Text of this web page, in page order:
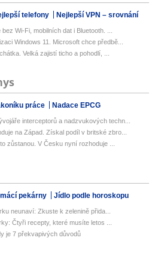
telefony Nejlepší VPN – srovnání
Wi-Fi, mobilních dat i Bluetooth. ...
Windows 11. Microsoft chce předbě...
Velká zajistí ticho a pohodlí, ...
práce Nadace EPCG
interceptorů a nadzvukových techn...
na Západ. Získal podíl v britské zbro...
zůstanou. V Česku nyní rozhoduje ...
pekárny Jídlo podle horoskopu
neunaví: Zkuste k zelenině přida...
Čtyři recepty, které musíte letos ...
je 7 překvapivých důvodů